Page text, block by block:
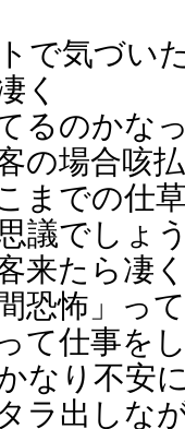
で気づい
く
るのかな
の場合咳
までの仕
議でしょ
来たら凄
恐怖」っ
て仕事を
なり不安
ラ出しな